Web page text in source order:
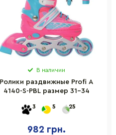
В наличии
Ролики раздвижные Profi A
4140-S-PBL размер 31-34
3 5 25
982 грн.